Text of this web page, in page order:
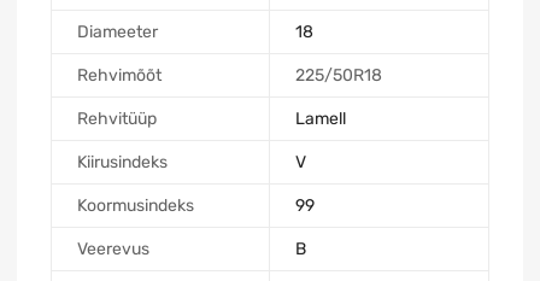
Diameeter 18
Rehvimõõt 225/50R18
Rehvitüüp Lamell
Kiirusindeks V
Koormusindeks 99
Veerevus B